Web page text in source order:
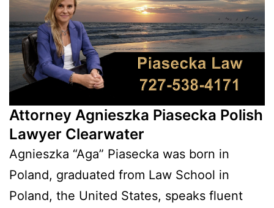
Attorney Agnieszka Piasecka Polish
Lawyer Clearwater
Agnieszka “Aga” Piasecka was born in
Poland, graduated from Law School in
Poland, the United States, speaks fluent